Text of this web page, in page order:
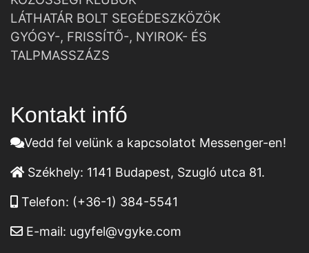
LÁTHATÁR BOLT SEGÉDESZKÖZÖK
GYÓGY-, FRISSÍTŐ-, NYIROK- ÉS
TALPMASSZÁZS
Kontakt infó
Vedd fel velünk a kapcsolatot Messenger-en!
Székhely: 1141 Budapest, Szugló utca 81.
Telefon: (+36-1) 384-5541
E-mail: ugyfel@vgyke.com